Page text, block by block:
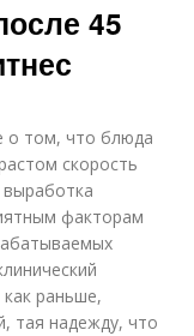
45
о том, что блюда
скорость
факторам
раньше,
тая надежду, что